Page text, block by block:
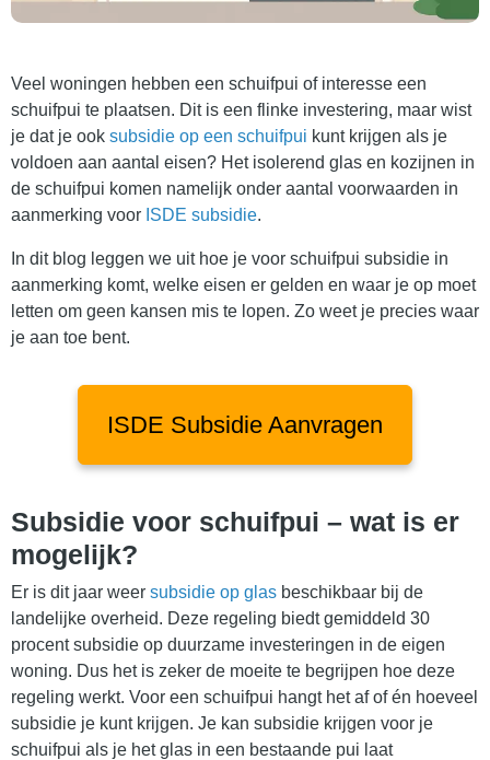
Veel woningen hebben een schuifpui of interesse een
schuifpui te plaatsen. Dit is een flinke investering, maar wist
je dat je ook subsidie op een schuifpui kunt krijgen als je
voldoen aan aantal eisen? Het isolerend glas en kozijnen in
de schuifpui komen namelijk onder aantal voorwaarden in
aanmerking voor ISDE subsidie.
In dit blog leggen we uit hoe je voor schuifpui subsidie in
aanmerking komt, welke eisen er gelden en waar je op moet
letten om geen kansen mis te lopen. Zo weet je precies waar
je aan toe bent.
ISDE Subsidie Aanvragen
Subsidie voor schuifpui – wat is er
mogelijk?
Er is dit jaar weer subsidie op glas beschikbaar bij de
landelijke overheid. Deze regeling biedt gemiddeld 30
procent subsidie op duurzame investeringen in de eigen
woning. Dus het is zeker de moeite te begrijpen hoe deze
regeling werkt. Voor een schuifpui hangt het af of én hoeveel
subsidie je kunt krijgen. Je kan subsidie krijgen voor je
schuifpui als je het glas in een bestaande pui laat